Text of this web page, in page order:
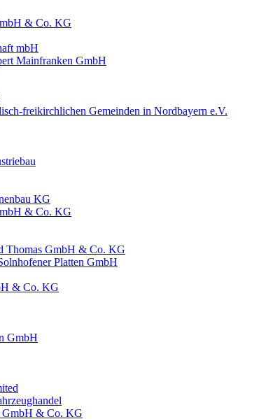
& Co. KG
mbH
Mainfranken GmbH
freikirchlichen Gemeinden in Nordbayern e.V.
KG
& Co. KG
Thomas GmbH & Co. KG
Platten GmbH
& Co. KG
GmbH
& Co. KG